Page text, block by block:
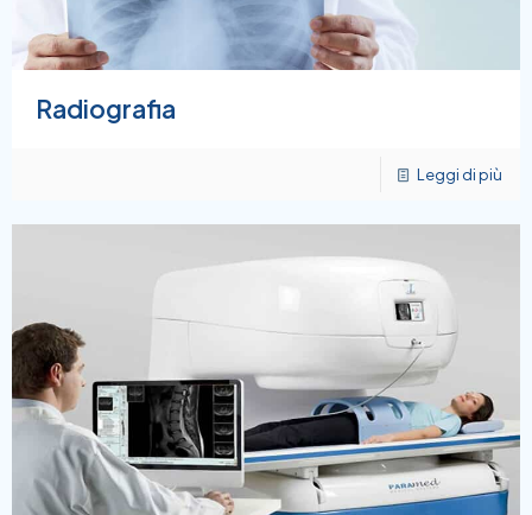
Radiografia
Leggi di più